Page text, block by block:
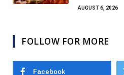
AUGUST 6, 2026
FOLLOW FOR MORE
Facebook